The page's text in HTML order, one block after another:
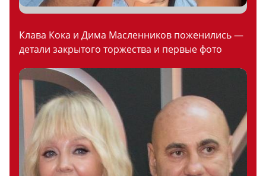
Клава Кока и Дима Масленников поженились —
детали закрытого торжества и первые фото